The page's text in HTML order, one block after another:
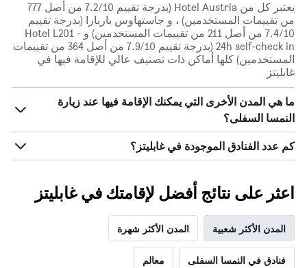
يعتبر كل من Hotel Austria (بدرجة تقييم 7.2/10 من أصل 777
من تقييمات المستخدمين) ، و جاستهاوس باربارا (بدرجة تقييم
7.4/10 من أصل 211 من تقييمات المستخدمين) و Hotel L201 -
24h self-check in (بدرجة تقييم 7.9/10 من أصل 364 من تقييمات
المستخدمين) كلها أماكن ذات تصنيف عالي للإقامة فيها في
غابليتز
ما هي المدن الأخرى التي يمكنك الإقامة فيها عند زيارة
النمسا السفلى؟
كم عدد الفنادق الموجودة في غابليتز؟
اعثر على نتائج أفضل لإقامتك في غابليتز
المدن الأكثر شعبية المدن الأكثر شهرة
فنادق في النمسا السفلى معالم